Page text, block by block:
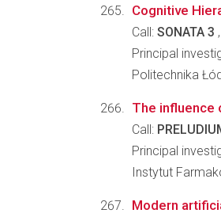
Cognitive
Call: SONATA 3
Principal
Politechnika
The influence
Call:
Principal
Instytut
Modern